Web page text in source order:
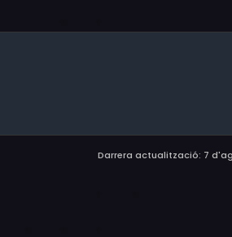
Darrera actualització: 7